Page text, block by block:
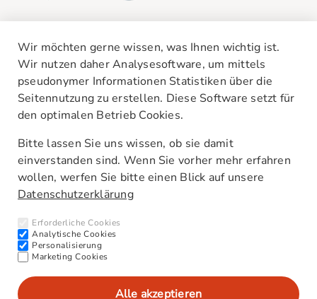
Unsere Standorte
Kontakt
AGB
Barrierefreiheitserklärung
Newsletter
Interne Meldestelle (HinSchG)
CO₂-Werte/Kraftstoffverbrauch
Wir möchten gerne wissen, was Ihnen wichtig ist.
Wir nutzen daher Analysesoftware, um mittels
pseudonymer Informationen Statistiken über die
Seitennutzung zu erstellen. Diese Software setzt für
den optimalen Betrieb Cookies.
Bitte lassen Sie uns wissen, ob sie damit
einverstanden sind. Wenn Sie vorher mehr erfahren
wollen, werfen Sie bitte einen Blick auf unsere
Datenschutzerklärung
Erforderliche Cookies
Analytische Cookies
Personalisierung
Marketing Cookies
Alle akzeptieren